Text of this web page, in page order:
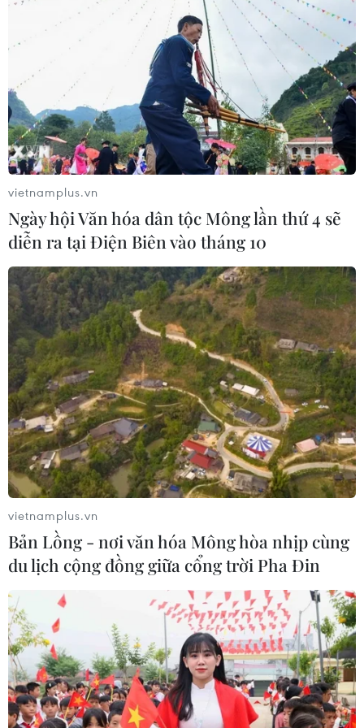
Cố vấn quân sự Iran tiết lộ
sốc, tuyên bố hàng trăm binh sĩ Mỹ
đã thiệt mạng
04/08/2026 15:51
Liban và Israel nối lại đàm phán trực
tiếp về giải giáp Hezbollah
04/08/2026 14:56
Israel và Hội đồng Hòa bình thảo
luận giải giáp vũ khí tại Gaza
04/08/2026 05:06
Iran đề xuất thành lập liên minh an
ninh giữa các nước Hồi giáo trong
khu vực
04/08/2026 03:21
Iran ra điều kiện gì với Mỹ
trước khi mở lại Eo biển Hormuz?
03/08/2026 16:12
Iran tuyên bố chưa đạt đủ điều kiện
để mở lại eo biển Hormuz
03/08/2026 15:59
vietnamplus.vn
Ngày hội Văn hóa dân tộc Mông lần thứ 4 sẽ
diễn ra tại Điện Biên vào tháng 10
vietnamplus.vn
Bản Lồng - nơi văn hóa Mông hòa nhịp cùng
du lịch cộng đồng giữa cổng trời Pha Đin